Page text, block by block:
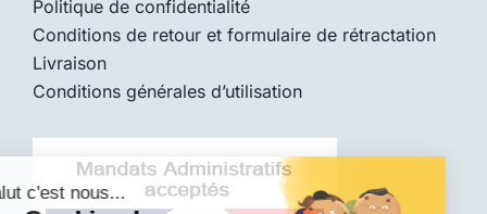
Politique de confidentialité
Conditions de retour et formulaire de rétractation
Livraison
Conditions générales d’utilisation